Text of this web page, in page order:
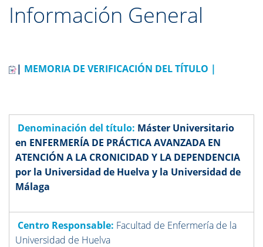
Información General
| MEMORIA DE VERIFICACIÓN DEL TÍTULO |
Denominación del título: Máster Universitario
en ENFERMERÍA DE PRÁCTICA AVANZADA EN
ATENCIÓN A LA CRONICIDAD Y LA DEPENDENCIA
por la Universidad de Huelva y la Universidad de
Málaga
Centro Responsable: Facultad de Enfermería de la
Universidad de Huelva